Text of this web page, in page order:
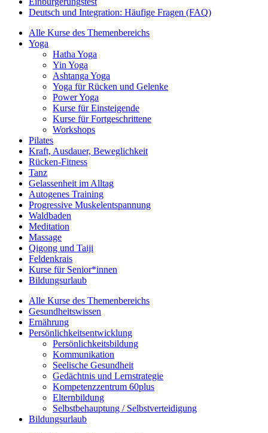
Deutsch und Integration: Häufige Fragen (FAQ)
Alle Kurse des Themenbereichs
Yoga
Hatha Yoga
Yin Yoga
Ashtanga Yoga
Yoga für Rücken und Gelenke
Power Yoga
Kurse für Einsteigende
Kurse für Fortgeschrittene
Workshops
Pilates
Kraft, Ausdauer, Beweglichkeit
Rücken-Fitness
Tanz
Gelassenheit im Alltag
Autogenes Training
Progressive Muskelentspannung
Waldbaden
Meditation
Massage
Qigong und Taiji
Feldenkrais
Kurse für Senior*innen
Bildungsurlaub
Alle Kurse des Themenbereichs
Gesundheitswissen
Ernährung
Persönlichkeitsentwicklung
Persönlichkeitsbildung
Kommunikation
Seelische Gesundheit
Gedächtnis und Lernstrategie
Kompetenzzentrum 60plus
Elternbildung
Selbstbehauptung / Selbstverteidigung
Bildungsurlaub